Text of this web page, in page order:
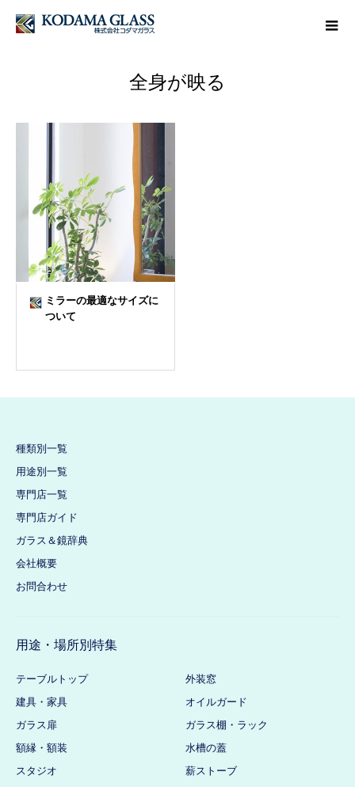
全身が映る
種類別一覧
用途別一覧
専門店一覧
専門店ガイド
ガラス＆鏡辞典
会社概要
お問合わせ
用途・場所別特集
テーブルトップ
外装窓
建具・家具
オイルガード
ガラス扉
ガラス棚・ラック
額縁・額装
水槽の蓋
スタジオ
薪ストーブ